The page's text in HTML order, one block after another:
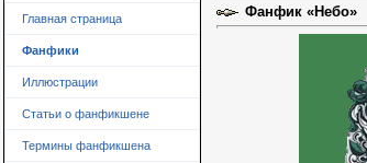
Главная страница
Фанфики
Иллюстрации
Статьи о фанфикшене
Термины фанфикшена
Фанфик «Небо»